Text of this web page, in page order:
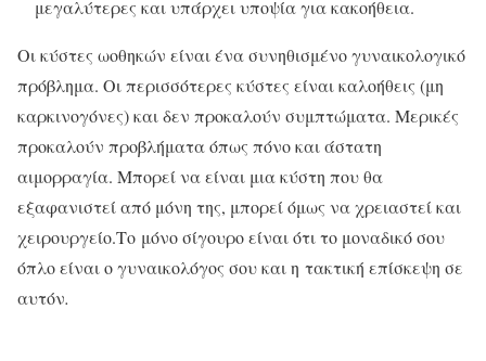
μεγαλύτερες και υπάρχει υποψία για κακοήθεια.
Οι κύστες ωοθηκών είναι ένα συνηθισμένο γυναικολογικό
πρόβλημα. Οι περισσότερες κύστες είναι καλοήθεις (μη
καρκινογόνες) και δεν προκαλούν συμπτώματα. Μερικές
προκαλούν προβλήματα όπως πόνο και άστατη
αιμορραγία. Μπορεί να είναι μια κύστη που θα
εξαφανιστεί από μόνη της, μπορεί όμως να χρειαστεί και
χειρουργείο.Το μόνο σίγουρο είναι ότι το μοναδικό σου
όπλο είναι ο γυναικολόγος σου και η τακτική επίσκεψη σε
αυτόν.